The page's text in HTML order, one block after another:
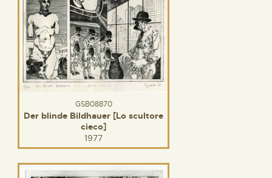
GSB08870
Der blinde Bildhauer [Lo scultore
cieco]
1977